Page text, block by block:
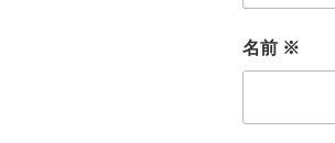
名前 ※